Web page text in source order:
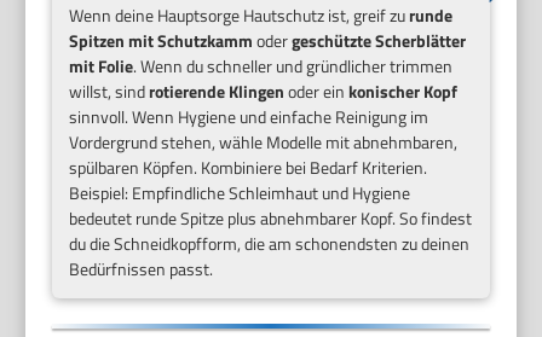
Wenn deine Hauptsorge Hautschutz ist, greif zurunde
Spitzen mit Schutzkammodergeschützte Scherblätter
mit Folie. Wenn du schneller und gründlicher trimmen
willst, sindrotierende Klingenoder einkonischer Kopf
sinnvoll. Wenn Hygiene und einfache Reinigung im
Vordergrund stehen, wähle Modelle mit abnehmbaren,
spülbaren Köpfen. Kombiniere bei Bedarf Kriterien.
Beispiel: Empfindliche Schleimhaut und Hygiene
bedeutet runde Spitze plus abnehmbarer Kopf. So findest
du die Schneidkopfform, die am schonendsten zu deinen
Bedürfnissen passt.